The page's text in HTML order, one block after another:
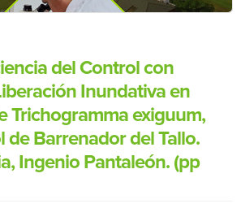
del Control con
Inundativa en
Trichogramma exiguum,
de Barrenador del Tallo.
Ingenio Pantaleón. (pp